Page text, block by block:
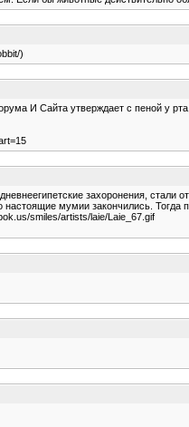
)
И Сайта утверждает с пеной у
захоронения, стали
мумии закончились.
smiles/artists/laie/Laie_67.gif